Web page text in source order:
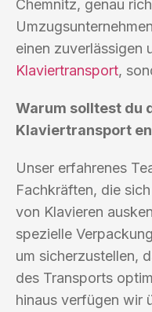
Chemnitz, genau
einen zuverlässigen
Klaviertransport,
Warum solltest du
Klaviertransport
Unser erfahrenes
Fachkräften, die
von Klavieren
spezielle
um sicherzustellen,
des Transports
hinaus verfügen wir